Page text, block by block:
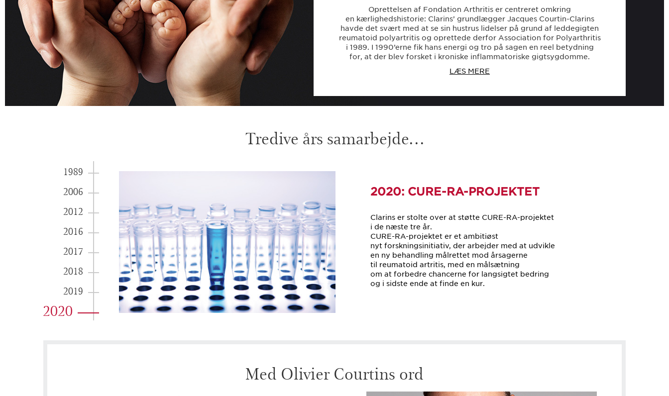
Oprettelsen af Fondation Arthritis er centreret omkring
en kærlighedshistorie: Clarins’ grundlægger Jacques Courtin-Clarins
havde det svært med at se sin hustrus lidelser på grund af leddegigten
reumatoid polyartritis og oprettede derfor Association for Polyarthritis
i 1989. I 1990’erne fik hans energi og tro på sagen en reel betydning
for, at der blev forsket i kroniske inflammatoriske gigtsygdomme.
LÆS MERE
Tredive års samarbejde…
1989
2006
2012
2016
2017
2018
2019
2020
2020: CURE-RA-PROJEKTET
Clarins er stolte over at støtte CURE-RA-projektet
i de næste tre år.
CURE-RA-projektet er et ambitiøst
nyt forskningsinitiativ, der arbejder med at udvikle
en ny behandling målrettet mod årsagerne
til reumatoid artritis, med en målsætning
om at forbedre chancerne for langsigtet bedring
og i sidste ende at finde en kur.
Med Olivier Courtins ord